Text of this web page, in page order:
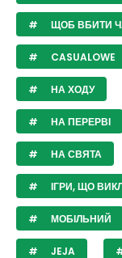
ЩОБ ВБИТИ
CASUALOWE
НА ХОДУ
НА ПЕРЕРВІ
НА СВЯТА
ІГРИ, ЩО
МОБІЛЬНИЙ
JEJA